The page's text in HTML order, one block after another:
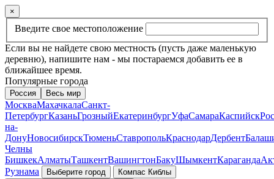
×
Введите свое местоположение
Если вы не найдете свою местность (пусть даже маленькую
деревню), напишите нам - мы постараемся добавить ее в
ближайшее время.
Популярные города
Россия Весь мир
МоскваМахачкалаСанкт-
ПетербургКазаньГрозныйЕкатеринбургУфаСамараКаспийск
на-
ДонуНовосибирскТюменьСтавропольКраснодарДербент
Челны
БишкекАлматыТашкентВашингтонБакуШымкентКараганда
Рузнама
Выберите город
Компас Киблы